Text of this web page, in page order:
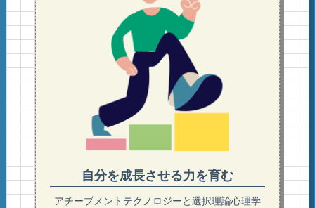
自分を成長させる力を育む
アチーブメントテクノロジーと選択理論心理学